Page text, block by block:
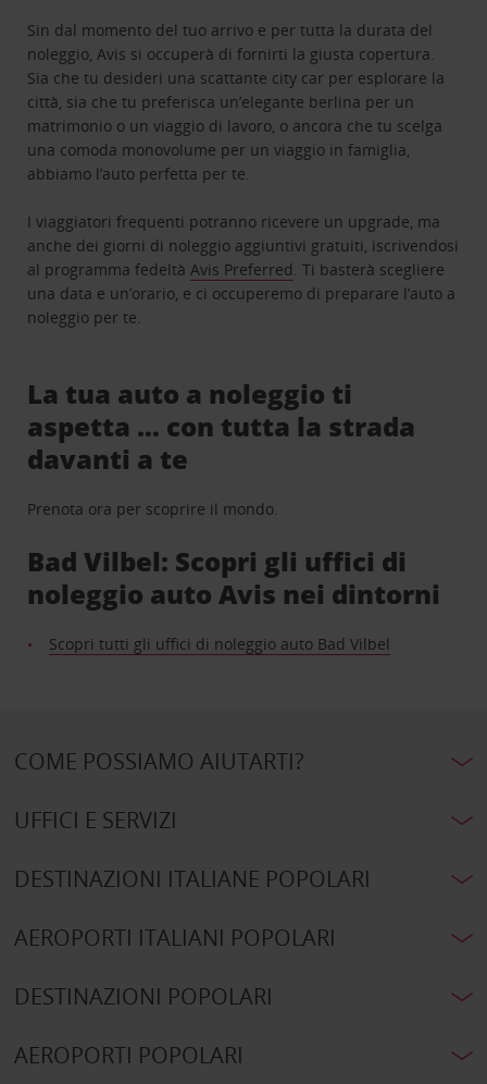
Sin dal momento del tuo arrivo e per tutta la durata del
noleggio, Avis si occuperà di fornirti la giusta copertura.
Sia che tu desideri una scattante city car per esplorare la
città, sia che tu preferisca un’elegante berlina per un
matrimonio o un viaggio di lavoro, o ancora che tu scelga
una comoda monovolume per un viaggio in famiglia,
abbiamo l’auto perfetta per te.
I viaggiatori frequenti potranno ricevere un upgrade, ma
anche dei giorni di noleggio aggiuntivi gratuiti, iscrivendosi
al programma fedeltàAvis Preferred. Ti basterà scegliere
una data e un’orario, e ci occuperemo di preparare l’auto a
noleggio per te.
La tua auto a noleggio ti
aspetta … con tutta la strada
davanti a te
Prenota ora per scoprire il mondo.
Bad Vilbel: Scopri gli uffici di
noleggio auto Avis nei dintorni
Scopri tutti gli uffici di noleggio auto Bad Vilbel
COME POSSIAMO AIUTARTI?
UFFICI E SERVIZI
DESTINAZIONI ITALIANE POPOLARI
AEROPORTI ITALIANI POPOLARI
DESTINAZIONI POPOLARI
AEROPORTI POPOLARI